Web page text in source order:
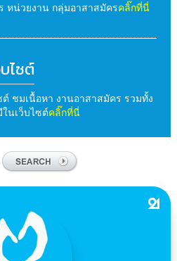
หน่วยงาน กลุ่มอาสาสมัครคลิ๊กที่นี่
ไซต์
ต์ ชมเนื้อหา งานอาสาสมัคร รวมทั้ง
นเว็บไซต์คลิ๊กที่นี่